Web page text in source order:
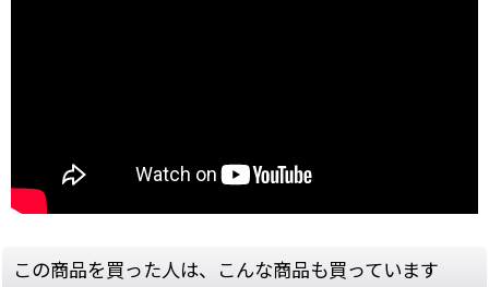
この商品を買った人は、こんな商品も買っています